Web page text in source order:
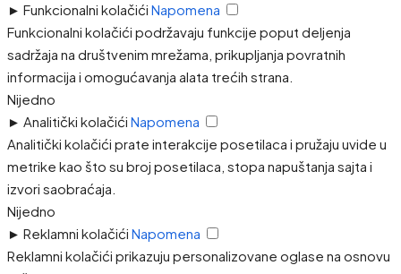
► Funkcionalni kolačići Napomena
Funkcionalni kolačići podržavaju funkcije poput deljenja
sadržaja na društvenim mrežama, prikupljanja povratnih
informacija i omogućavanja alata trećih strana.
Nijedno
► Analitički kolačići Napomena
Analitički kolačići prate interakcije posetilaca i pružaju uvide u
metrike kao što su broj posetilaca, stopa napuštanja sajta i
izvori saobraćaja.
Nijedno
► Reklamni kolačići Napomena
Reklamni kolačići prikazuju personalizovane oglase na osnovu